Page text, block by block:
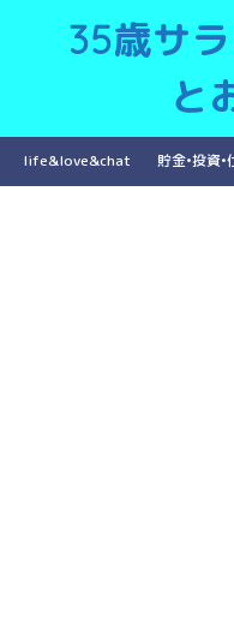
35歳サ
と
life&love&chat 貯金•投資•